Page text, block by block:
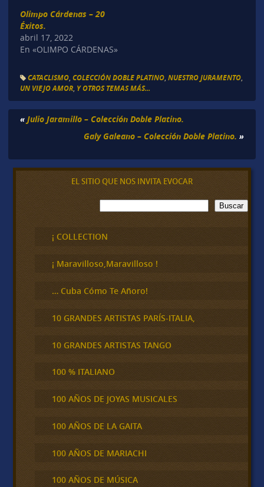
Olimpo Cárdenas – 20
Éxitos.
abril 17, 2022
En «OLIMPO CÁRDENAS»
CATACLISMO, COLECCIÓN DOBLE PLATINO, NUESTRO JURAMENTO,
UN VIEJO AMOR, Y OTROS TEMAS MÁS...
« Julio Jaramillo – Colección Doble Platino.
Galy Galeano – Colección Doble Platino. »
EL SITIO QUE NOS INVITA EVOCAR
B
u
c
a
Buscar
¡ COLLECTION
¡ Maravilloso,Maravilloso !
… Cuba Cómo Te Añoro!
10 GRANDES ARTISTAS PARÍS-ITALIA,
10 GRANDES ARTISTAS TANGO
100 % ITALIANO
100 AÑOS DE JOYAS MUSICALES
100 AÑOS DE LA GAITA
100 AÑOS DE MARIACHI
100 AÑOS DE MÚSICA